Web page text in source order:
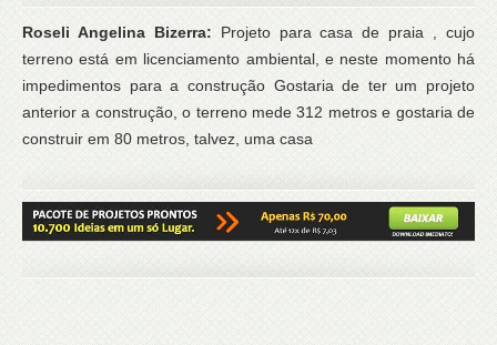
Roseli Angelina Bizerra: Projeto para casa de praia , cujo
terreno está em licenciamento ambiental, e neste momento há
impedimentos para a construção Gostaria de ter um projeto
anterior a construção, o terreno mede 312 metros e gostaria de
construir em 80 metros, talvez, uma casa